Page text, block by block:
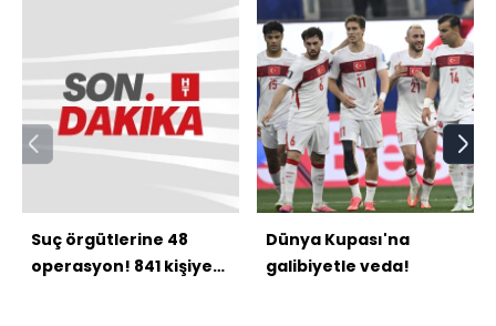
Suç örgütlerine 48
operasyon! 841 kişiye
Dünya Kupası'na
galibiyetle veda!